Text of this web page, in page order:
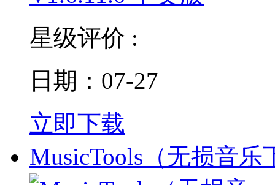
星级评价 :
日期：07-27
立即下载
MusicTools（无损音乐